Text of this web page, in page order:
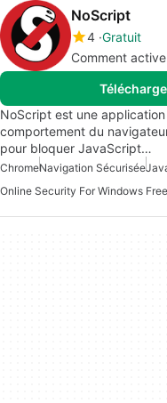
NoScript
4 Gratuit
Comment
NoScript est une
comportement du
pour bloquer JavaScript…
ChromeNavigation Sécurisée
Online Security For Windows Free